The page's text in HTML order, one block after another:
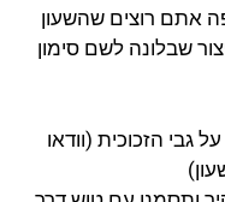
אתם רוצים שהשעון
שבלונה לשם סימון
גבי הזכוכית (וודאו